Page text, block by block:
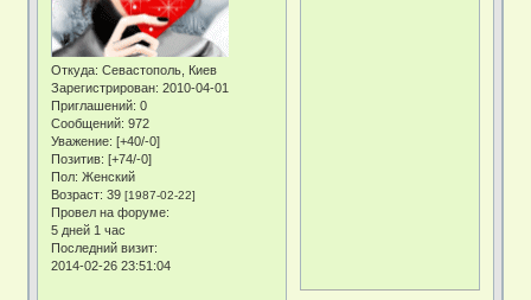
Откуда: Севастополь, Киев
Зарегистрирован: 2010-04-01
Приглашений: 0
Сообщений: 972
Уважение: [+40/-0]
Позитив: [+74/-0]
Пол: Женский
Возраст: 39[1987-02-22]
Провел на форуме:
5 дней 1 час
Последний визит:
2014-02-26 23:51:04